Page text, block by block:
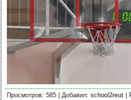
Просмотров: 585 | Добавил: school2reut |